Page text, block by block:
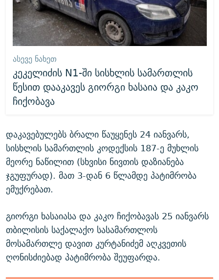
ᲐᲡᲔᲕᲔ ᲜᲐᲮᲔᲗ
კეკელიძის N1-ში სისხლის სამართლის
წესით დააკავეს გიორგი ხასაია და კაკო
ჩიქობავა
დაკავებულებს ბრალი წაუყენეს 24 იანვარს,
სისხლის სამართლის კოდექსის 187-ე მუხლის
მეორე ნაწილით (სხვისი ნივთის დაზიანება
ჯგუფურად). მათ 3-დან 6 წლამდე პატიმრობა
ემუქრებათ.
გიორგი ხასაიასა და კაკო ჩიქობავას 25 იანვარს
თბილისის საქალაქო სასამართლოს
მოსამართლე დავით კურტანიძემ აღკვეთის
ღონისძიებად პატიმრობა შეუფარდა.